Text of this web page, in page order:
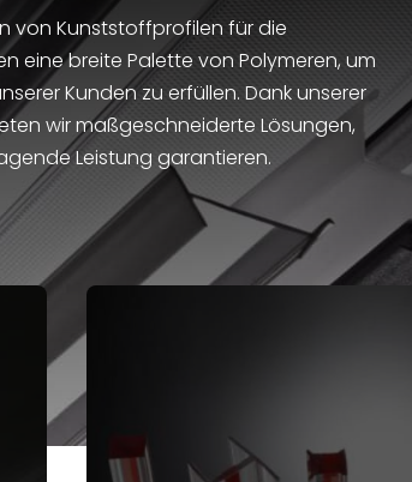
von Kunststoffprofilen für die
eine breite Palette von Polymeren, um
Kunden zu erfüllen. Dank unserer
wir maßgeschneiderte Lösungen,
Leistung garantieren.